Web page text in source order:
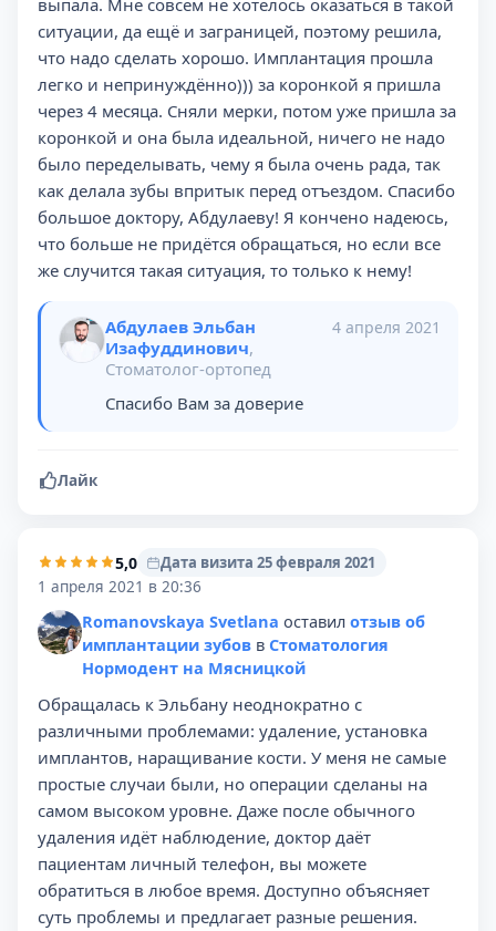
выпала. Мне совсем не хотелось оказаться в такой
ситуации, да ещё и заграницей, поэтому решила,
что надо сделать хорошо. Имплантация прошла
легко и непринуждённо))) за коронкой я пришла
через 4 месяца. Сняли мерки, потом уже пришла за
коронкой и она была идеальной, ничего не надо
было переделывать, чему я была очень рада, так
как делала зубы впритык перед отъездом. Спасибо
большое доктору, Абдулаеву! Я кончено надеюсь,
что больше не придётся обращаться, но если все
же случится такая ситуация, то только к нему!
Абдулаев Эльбан
Изафуддинович,
Стоматолог-ортопед
4 апреля 2021
Спасибо Вам за доверие
Лайк
5,0
Дата визита 25 февраля 2021
1 апреля 2021 в 20:36
Romanovskaya Svetlana оставил отзыв об
имплантации зубов в Стоматология
Нормодент на Мясницкой
Обращалась к Эльбану неоднократно с
различными проблемами: удаление, установка
имплантов, наращивание кости. У меня не самые
простые случаи были, но операции сделаны на
самом высоком уровне. Даже после обычного
удаления идёт наблюдение, доктор даёт
пациентам личный телефон, вы можете
обратиться в любое время. Доступно объясняет
суть проблемы и предлагает разные решения.